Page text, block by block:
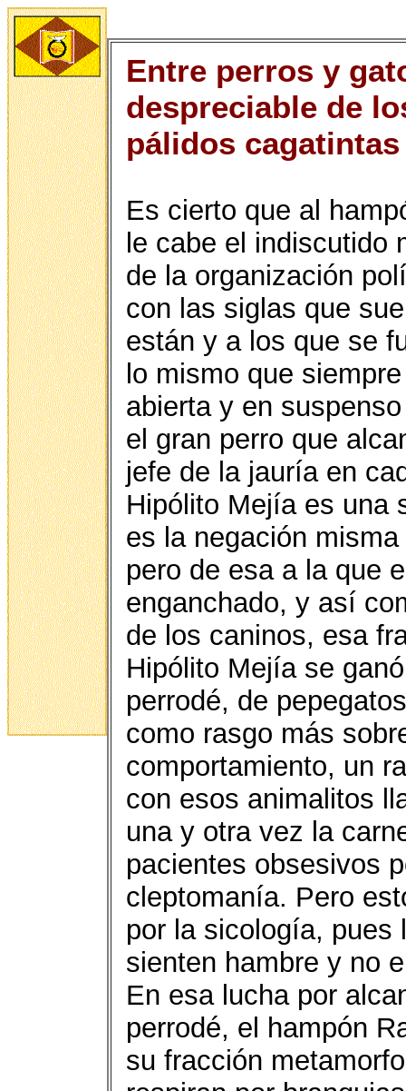
Entre perros y
despreciable de
pálidos cagatintas
Es cierto que al
le cabe el indiscutido
de la organización
con las siglas que
están y a los que se
lo mismo que
abierta y en
el gran perro que
jefe de la jauría en
Hipólito Mejía es una
es la negación
pero de esa a la que
enganchado, y así
de los caninos, esa
Hipólito Mejía se
perrodé, de
como rasgo más
comportamiento, un
con esos animalitos
una y otra vez la
pacientes obsesivos
cleptomanía. Pero
por la sicología, pues
sienten hambre y no
En esa lucha por
perrodé, el hampón
su fracción